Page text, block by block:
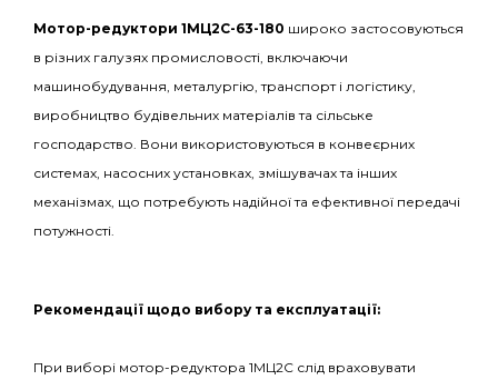
Мотор-редуктори 1МЦ2С-63-180 широко застосовуються
в різних галузях промисловості, включаючи
машинобудування, металургію, транспорт і логістику,
виробництво будівельних матеріалів та сільське
господарство. Вони використовуються в конвеєрних
системах, насосних установках, змішувачах та інших
механізмах, що потребують надійної та ефективної передачі
потужності.
Рекомендації щодо вибору та експлуатації:
При виборі мотор-редуктора 1МЦ2С слід враховувати